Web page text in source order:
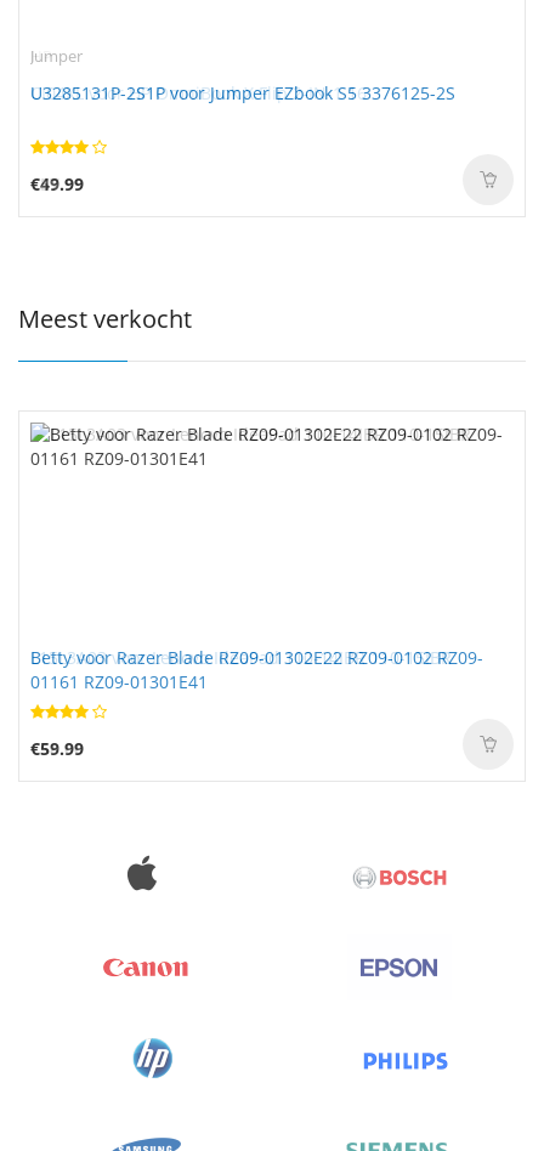
Jumper
U3285131P-2S1P voor Jumper EZbook S5 3376125-2S
€49.99
Meest verkocht
Betty voor Razer Blade RZ09-01302E22 RZ09-0102 RZ09-
01161 RZ09-01301E41
€59.99